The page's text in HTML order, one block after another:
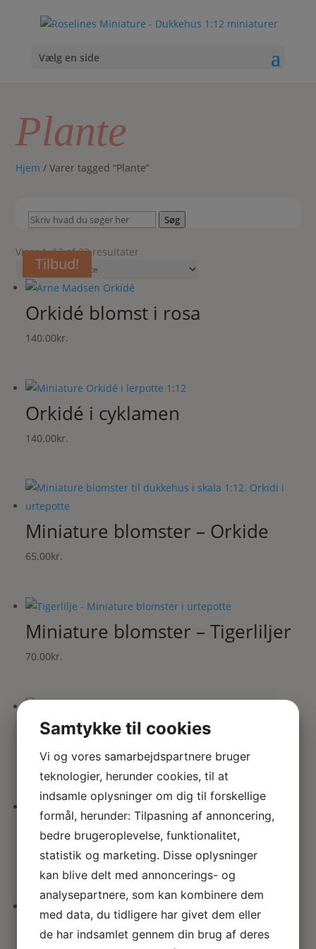
Vælg en side
Plante
Hjem / Varer tagged “Plante”
Skriv
du
søger
her
Søg
Viser 1–12 af 23 resultater
Orkidé blomst i rosa
140.00kr.
Orkidé i cyklamen
140.00kr.
Miniature blomster – Orkide
65.00kr.
Miniature blomster – Tigerliljer
70.00kr.
Fransk zink spand / potte
53.00 kr.
Tilbud!
Fishbone plante m blomster
110.00kr.Den
oprindelige
pris
var:
110.00kr..
80.00kr.Den
aktuelle
pris
er:
80.00kr..
Tilbud!
Fuksia i violet
Tilbud!
Tilbud!
Samtykke til cookies
Vi og vores samarbejdspartnere bruger
teknologier, herunder cookies, til at
indsamle oplysninger om dig til forskellige
formål, herunder: Tilpasning af annoncering,
bedre brugeroplevelse, funktionalitet,
statistik og marketing. Disse oplysninger
kan blive delt med annoncerings- og
analysepartnere, som kan kombinere dem
med data, du tidligere har givet dem eller
de har indsamlet gennem din brug af deres